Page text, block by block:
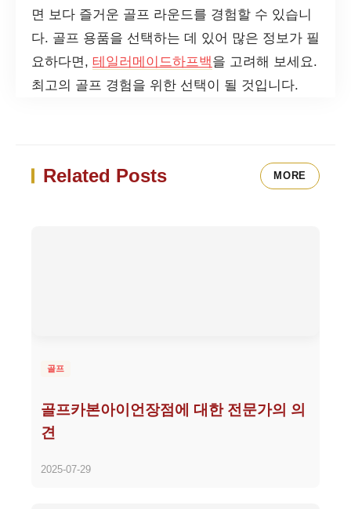
면 보다 즐거운 골프 라운드를 경험할 수 있습니
다. 골프 용품을 선택하는 데 있어 많은 정보가 필
요하다면, 테일러메이드하프백을 고려해 보세요.
최고의 골프 경험을 위한 선택이 될 것입니다.
Related Posts MORE
골프
골프카본아이언장점에 대한 전문가의 의
견
2025-07-29